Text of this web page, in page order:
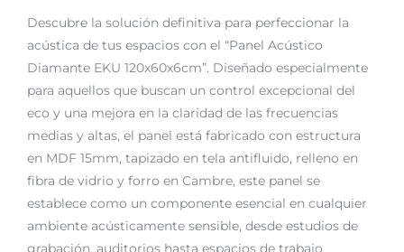
Descubre la solución definitiva para perfeccionar la
acústica de tus espacios con el “Panel Acústico
Diamante EKU 120x60x6cm”. Diseñado especialmente
para aquellos que buscan un control excepcional del
eco y una mejora en la claridad de las frecuencias
medias y altas, el panel está fabricado con estructura
en MDF 15mm, tapizado en tela antifluido, relleno en
fibra de vidrio y forro en Cambre, este panel se
establece como un componente esencial en cualquier
ambiente acústicamente sensible, desde estudios de
grabación, auditorios hasta espacios de trabajo